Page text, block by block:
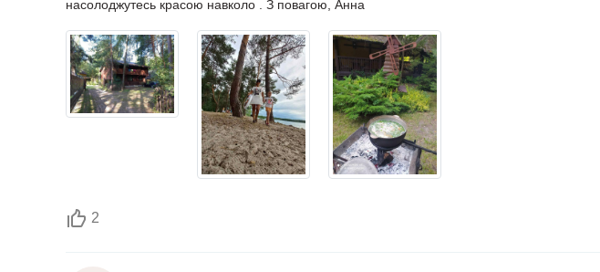
насолоджутесь красою навколо . З повагою, Анна
2